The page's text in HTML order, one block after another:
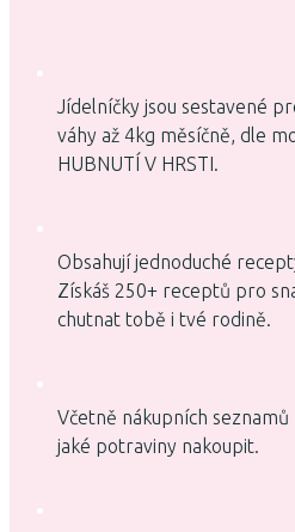
Jídelníčky jsou sestavené
váhy až 4kg měsíčně, dle
HUBNUTÍ V HRSTI.
Obsahují jednoduché
Získáš 250+ receptů pro
chutnat tobě i tvé rodině.
Včetně nákupních
jaké potraviny nakoupit.